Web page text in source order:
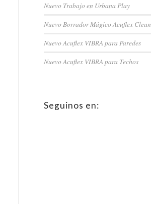
Nuevo Trabajo en Urbana Play
Nuevo Borrador Mágico Acuflex Clean
Nuevo Acuflex VIBRA para Paredes
Nuevo Acuflex VIBRA para Techos
Seguinos en: